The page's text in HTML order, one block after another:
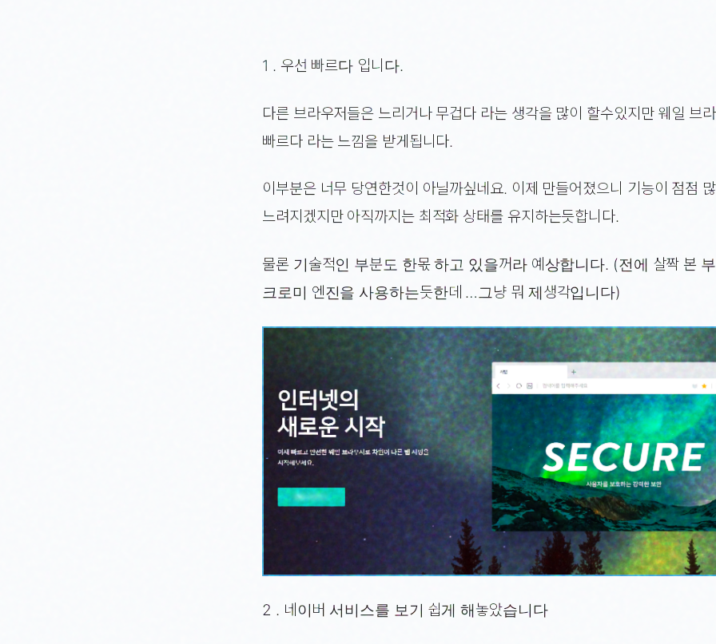
1 . 우선 빠르다 입니다.
다른 브라우저들은 느리거나 무겁다 라는 생각을 많이 할수있지만 웨일 브
빠르다 라는 느낌을 받게됩니다.
이부분은 너무 당연한것이 아닐까싶네요. 이제 만들어졌으니 기능이 점점
느려지겠지만 아직까지는 최적화 상태를 유지하는듯합니다.
물론 기술적인 부분도 한몫 하고 있을꺼라 예상합니다. (전에 살짝 본
크로미 엔진을 사용하는듯한데 …그냥 뭐 제생각입니다)
2 . 네이버 서비스를 보기 쉽게 해놓았습니다